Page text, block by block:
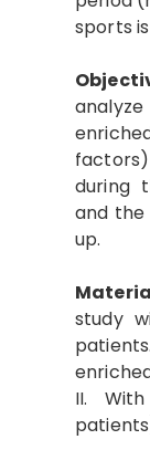
sports
during
and the
up.
study
II.